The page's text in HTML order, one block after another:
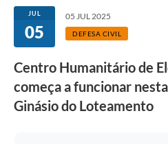
JUL
05
05 JUL 2025
DEFESA CIVIL
Centro Humanitário de
começa a funcionar
Ginásio do Loteamento